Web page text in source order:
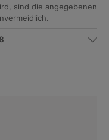
sind die angegebenen